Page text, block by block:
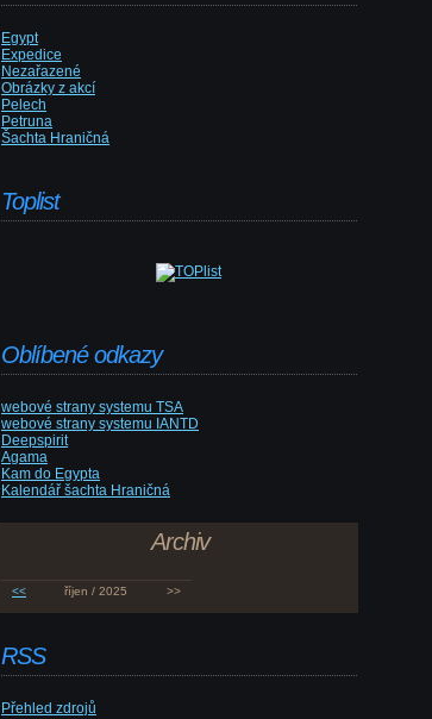
Egypt
Expedice
Nezařazené
Obrázky z akcí
Pelech
Petruna
Šachta Hraničná
Toplist
Oblíbené odkazy
webové strany systemu TSA
webové strany systemu IANTD
Deepspirit
Agama
Kam do Egypta
Kalendář šachta Hraničná
Archiv
<< říjen / 2025 >>
RSS
Přehled zdrojů